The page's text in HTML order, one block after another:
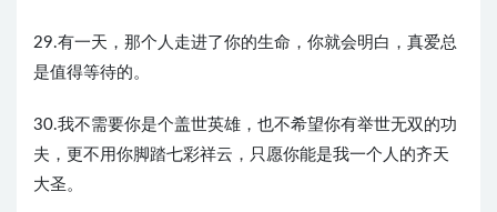
29.有一天，那个人走进了你的生命，你就会明白，真爱总
是值得等待的。
30.我不需要你是个盖世英雄，也不希望你有举世无双的功
夫，更不用你脚踏七彩祥云，只愿你能是我一个人的齐天
大圣。